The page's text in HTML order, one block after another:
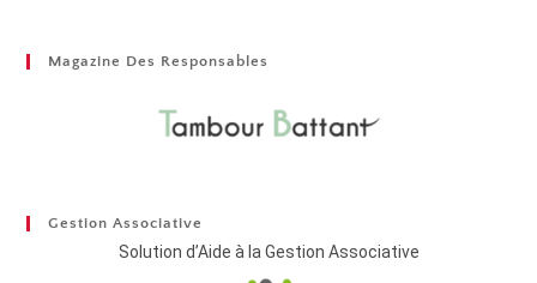
Magazine Des Responsables
Gestion Associative
Solution d’Aide à la Gestion Associative